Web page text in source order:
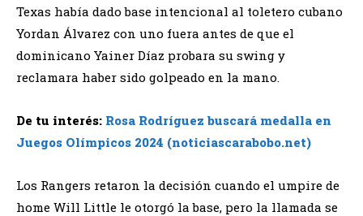
Texas había dado base intencional al toletero cubano
Yordan Álvarez con uno fuera antes de que el
dominicano Yainer Díaz probara su swing y
reclamara haber sido golpeado en la mano.
De tu interés: Rosa Rodríguez buscará medalla en
Juegos Olímpicos 2024 (noticiascarabobo.net)
Los Rangers retaron la decisión cuando el umpire de
home Will Little le otorgó la base, pero la llamada se